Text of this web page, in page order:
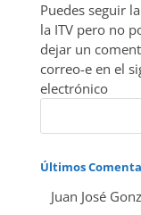
Puedes seguir
la ITV pero no
dejar un
correo-e en el
electrónico
Últimos
Juan José